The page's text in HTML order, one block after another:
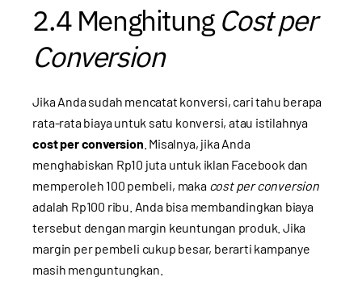
2.4 MenghitungCost per
Conversion
Jika Anda sudah mencatat konversi, cari tahu berapa
rata-rata biaya untuk satu konversi, atau istilahnya
cost per conversion . Misalnya, jika Anda
menghabiskan Rp10 juta untuk iklan Facebook dan
memperoleh 100 pembeli, maka cost per conversion
adalah Rp100 ribu. Anda bisa membandingkan biaya
tersebut dengan margin keuntungan produk. Jika
margin per pembeli cukup besar, berarti kampanye
masih menguntungkan.